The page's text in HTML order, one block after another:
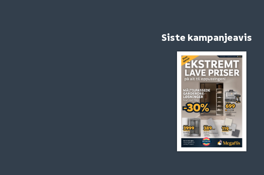
Siste kampanjeavis